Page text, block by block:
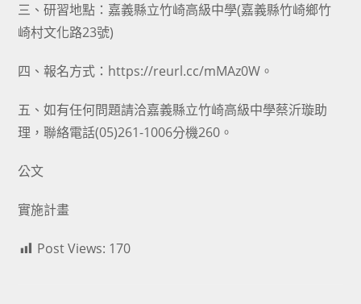
三、研習地點：嘉義縣立竹崎高級中學(嘉義縣竹崎鄉竹
崎村文化路23號)
四、報名方式：https://reurl.cc/mMAz0W。
五、如有任何問題請洽嘉義縣立竹崎高級中學蔡沂璇助
理，聯絡電話(05)261-1006分機260。
公文
實施計畫
Post Views: 170